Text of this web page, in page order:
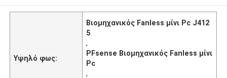
Υψηλό φως:
Βιομηχανικός Fanless μίνι Pc J412
5
,
PFsense Βιομηχανικός Fanless μίνι
Pc
,